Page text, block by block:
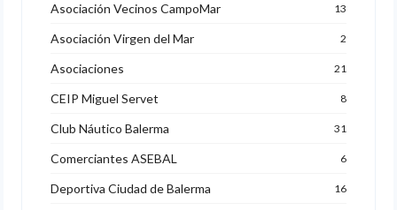
Asociación Vecinos CampoMar 13
Asociación Virgen del Mar 2
Asociaciones 21
CEIP Miguel Servet 8
Club Náutico Balerma 31
Comerciantes ASEBAL 6
Deportiva Ciudad de Balerma 16